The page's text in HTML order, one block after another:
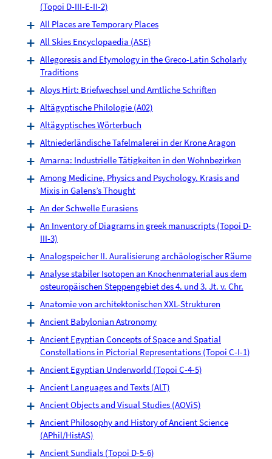
(Topoi D-III-E-II-2)
All Places are Temporary Places
All Skies Encyclopaedia (ASE)
Allegoresis and Etymology in the Greco-Latin Scholarly
Traditions
Aloys Hirt: Briefwechsel und Amtliche Schriften
Altägyptische Philologie (A02)
Altägyptisches Wörterbuch
Altniederländische Tafelmalerei in der Krone Aragon
Amarna: Industrielle Tätigkeiten in den Wohnbezirken
Among Medicine, Physics and Psychology. Krasis and
Mixis in Galens’s Thought
An der Schwelle Eurasiens
An Inventory of Diagrams in greek manuscripts (Topoi D-
III-3)
Analogspeicher II. Auralisierung archäologischer Räume
Analyse stabiler Isotopen an Knochenmaterial aus dem
osteuropäischen Steppengebiet des 4. und 3. Jt. v. Chr.
Anatomie von architektonischen XXL-Strukturen
Ancient Babylonian Astronomy
Ancient Egyptian Concepts of Space and Spatial
Constellations in Pictorial Representations (Topoi C-I-1)
Ancient Egyptian Underworld (Topoi C-4-5)
Ancient Languages and Texts (ALT)
Ancient Objects and Visual Studies (AOViS)
Ancient Philosophy and History of Ancient Science
(APhil/HistAS)
Ancient Sundials (Topoi D-5-6)